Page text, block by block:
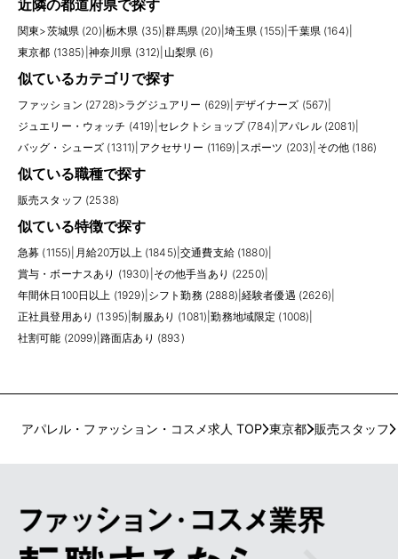
近隣の都道府県で探す
関東>茨城県 (20) 栃木県 (35) |群馬県 (20) 埼玉県 (155) |千葉県 (164)
東京都 (1385) 神奈川県 (312) 山梨県 (6)
似ているカテゴリで探す
ファッション (2728)>ラグジュアリー (629) デザイナーズ (567)
ジュエリー・ウォッチ (419) セレクトショップ (784) アパレル (2081)
バッグ・シューズ (1311) アクセサリー (1169) スポーツ (203) その他 (186)
似ている職種で探す
販売スタッフ (2538)
似ている特徴で探す
急募 (1155) 月給20万以上 (1845) |交通費支給 (1880)
賞与・ボーナスあり (1930) その他手当あり (2250)
年間休日100日以上 (1929) シフト勤務 (2888) 経験者優遇 (2626)
正社員登用あり (1395) |制服あり (1081) |勤務地域限定 (1008)
社割可能 (2099) 路面店あり (893)
アパレル・ファッション・コスメ求人 TOP 東京都 販売スタッフ